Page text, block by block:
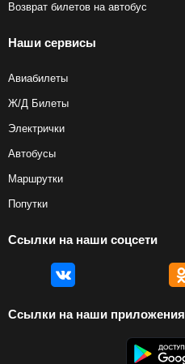
Возврат билетов на автобус
Наши сервисы
Авиабилеты
Ж/Д Билеты
Электрички
Автобусы
Маршрутки
Попутки
Ссылки на наши соцсети
Ссылки на наши приложения